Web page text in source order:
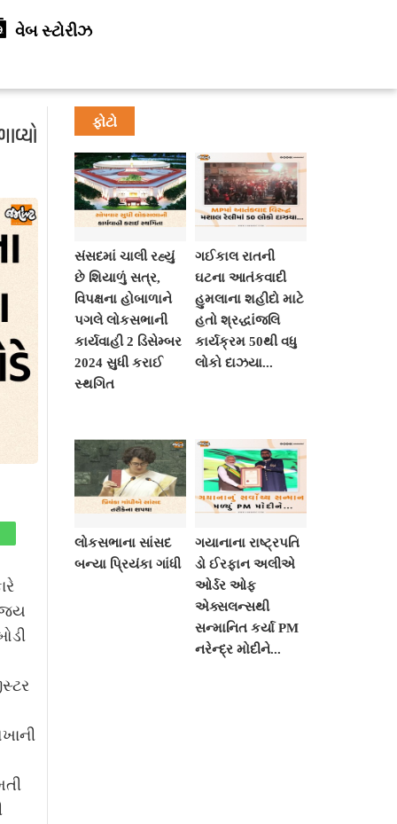
વેબ સ્ટોરીઝ
ફોટો
સંસદમાં ચાલી રહ્યું
છે શિયાળું સત્ર,
વિપક્ષના હોબાળાને
પગલે લોકસભાની
કાર્યવાહી 2 ડિસેમ્બર
2024 સુધી કરાઈ
સ્થગિત
ગઈકાલ રાતની
ઘટના આતંકવાદી
હુમલાના શહીદો માટે
હતો શ્રદ્ધાંજલિ
કાર્યક્રમ 50થી વધુ
લોકો દાઝયા...
લોકસભાના સાંસદ
બન્યા પ્રિયંકા ગાંધી
ગયાનાના રાષ્ટ્રપતિ
ડો ઈરફાન અલીએ
ઓર્ડર ઓફ
એક્સલન્સથી
સન્માનિત કર્યા PM
નરેન્દ્ર મોદીને...